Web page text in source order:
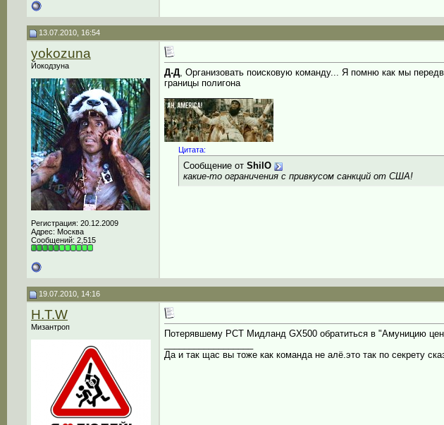
13.07.2010, 16:54
yokozuna
Йокодзуна
Регистрация: 20.12.2009
Адрес: Москва
Сообщений: 2,515
Д-Д, Организовать поисковую команду... Я помню как мы
границы полигона
Цитата:
Сообщение от ShilO
какие-то ограничения с привкусом санкций от США!
19.07.2010, 14:16
H.T.W
Мизантроп
Потерявшему РСТ Мидланд GX500 обратиться в "Амуницию
Да и так щас вы тоже как команда не алё.это так по секрету